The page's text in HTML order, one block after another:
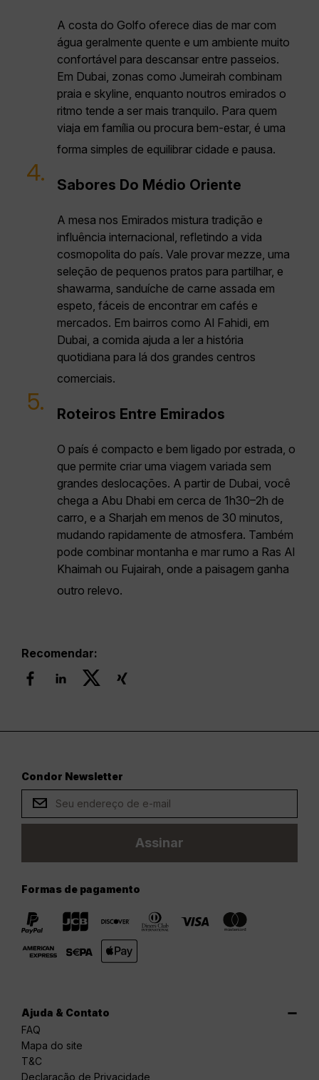
A costa do Golfo oferece dias de mar com
água geralmente quente e um ambiente muito
confortável para descansar entre passeios.
Em Dubai, zonas como Jumeirah combinam
praia e skyline, enquanto noutros emirados o
ritmo tende a ser mais tranquilo. Para quem
viaja em família ou procura bem‑estar, é uma
forma simples de equilibrar cidade e pausa.
4. Sabores Do Médio Oriente
A mesa nos Emirados mistura tradição e
influência internacional, refletindo a vida
cosmopolita do país. Vale provar mezze, uma
seleção de pequenos pratos para partilhar, e
shawarma, sanduíche de carne assada em
espeto, fáceis de encontrar em cafés e
mercados. Em bairros como Al Fahidi, em
Dubai, a comida ajuda a ler a história
quotidiana para lá dos grandes centros
comerciais.
5. Roteiros Entre Emirados
O país é compacto e bem ligado por estrada, o
que permite criar uma viagem variada sem
grandes deslocações. A partir de Dubai, você
chega a Abu Dhabi em cerca de 1h30–2h de
carro, e a Sharjah em menos de 30 minutos,
mudando rapidamente de atmosfera. Também
pode combinar montanha e mar rumo a Ras Al
Khaimah ou Fujairah, onde a paisagem ganha
outro relevo.
Recomendar:
Condor Newsletter
Assinar
Formas de pagamento
Ajuda & Contato
FAQ
Mapa do site
T&C
Declaração de Privacidade